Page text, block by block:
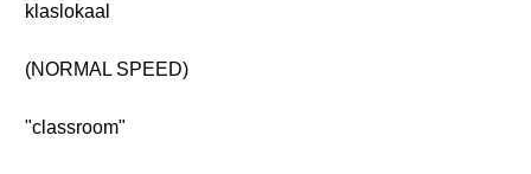
klaslokaal
(NORMAL SPEED)
"classroom"